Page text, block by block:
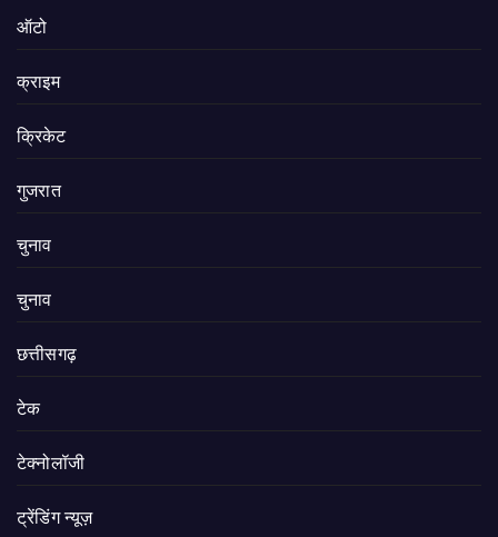
ऑटो
क्राइम
क्रिकेट
गुजरात
चुनाव
चुनाव
छत्तीसगढ़
टेक
टेक्नोलॉजी
ट्रेंडिंग न्यूज़